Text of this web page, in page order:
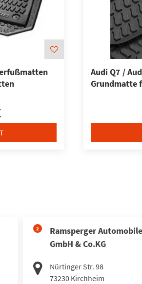
Audi Q7 /
Grundmatte
2
Ramsperger Automobile
GmbH & Co.KG
Nürtinger Str. 98
73230 Kirchheim